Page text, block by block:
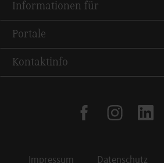
Informationen für
Portale
Kontaktinfo
facebookinstagramlinkedin